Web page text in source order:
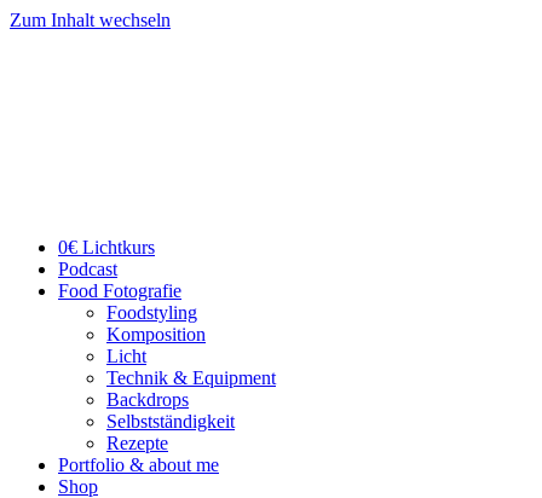
Zum Inhalt wechseln
0€ Lichtkurs
Podcast
Food Fotografie
Foodstyling
Komposition
Licht
Technik & Equipment
Backdrops
Selbstständigkeit
Rezepte
Portfolio & about me
Shop